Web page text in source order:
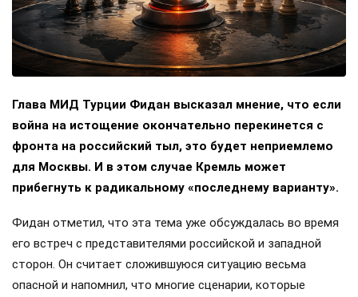
Глава МИД Турции Фидан высказал мнение, что если
война на истощение окончательно перекинется с
фронта на российский тыл, это будет неприемлемо
для Москвы. И в этом случае Кремль может
прибегнуть к радикальному «последнему варианту».
Фидан отметил, что эта тема уже обсуждалась во время
его встреч с представителями российской и западной
сторон. Он считает сложившуюся ситуацию весьма
опасной и напомнил, что многие сценарии, которые